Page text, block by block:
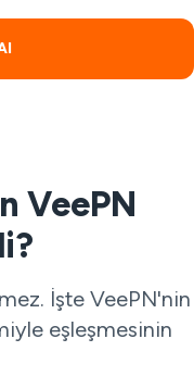
VeePN
İşte VeePN'nin
eşleşmesinin